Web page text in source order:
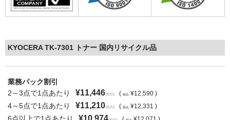
KYOCERA TK-7301 トナー 国内リサイクル品
業務パック割引
2～3点で1点あたり
¥11,446(税別) ( 税込 ¥12,590 )
4～5点で1点あたり ¥11,210(税別) ( 税込 ¥12,331 )
¥10,974